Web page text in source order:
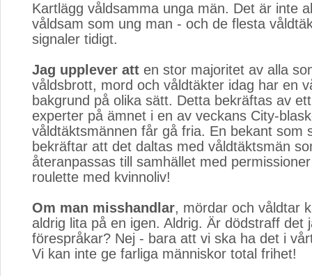
Kartlägg våldsamma unga män. Det är inte
våldsam som ung man - och de flesta
signaler tidigt.
Jag upplever att en stor majoritet av alla
våldsbrott, mord och våldtäkter idag har en
bakgrund på olika sätt. Detta bekräftas av
experter på ämnet i en av veckans City-
våldtäktsmännen får gå fria. En bekant som
bekräftar att det daltas med våldtäktsmän
återanpassas till samhället med
roulette med kvinnoliv!
Om man misshandlar, mördar och våldtar
aldrig lita på en igen. Aldrig. Är dödstraff det
förespråkar? Nej - bara att vi ska ha det i
Vi kan inte ge farliga människor total frihet!